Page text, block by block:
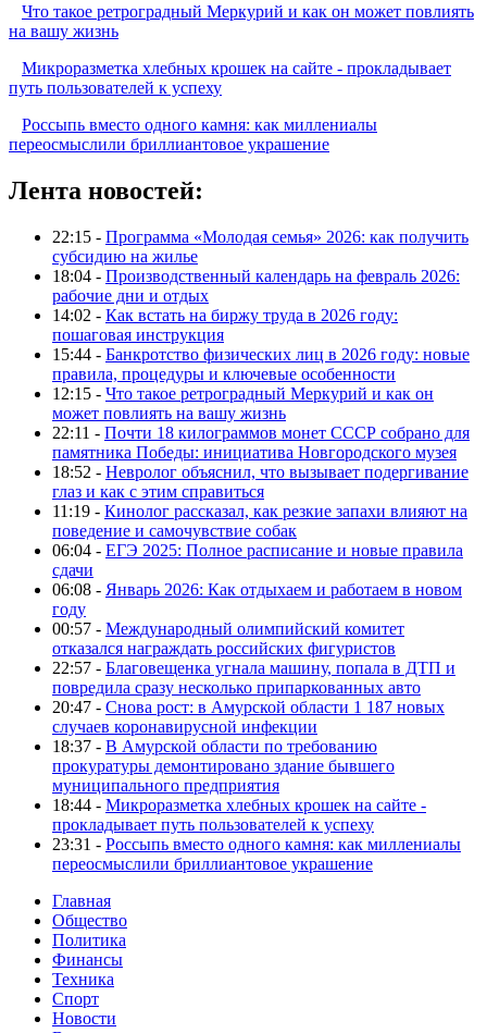
Что такое ретроградный Меркурий и как он может повлиять
на вашу жизнь
Микроразметка хлебных крошек на сайте - прокладывает
путь пользователей к успеху
Россыпь вместо одного камня: как миллениалы
переосмыслили бриллиантовое украшение
Лента новостей:
22:15 - Программа «Молодая семья» 2026: как получить
субсидию на жилье
18:04 - Производственный календарь на февраль 2026:
рабочие дни и отдых
14:02 - Как встать на биржу труда в 2026 году:
пошаговая инструкция
15:44 - Банкротство физических лиц в 2026 году: новые
правила, процедуры и ключевые особенности
12:15 - Что такое ретроградный Меркурий и как он
может повлиять на вашу жизнь
22:11 - Почти 18 килограммов монет СССР собрано для
памятника Победы: инициатива Новгородского музея
18:52 - Невролог объяснил, что вызывает подергивание
глаз и как с этим справиться
11:19 - Кинолог рассказал, как резкие запахи влияют на
поведение и самочувствие собак
06:04 - ЕГЭ 2025: Полное расписание и новые правила
сдачи
06:08 - Январь 2026: Как отдыхаем и работаем в новом
году
00:57 - Международный олимпийский комитет
отказался награждать российских фигуристов
22:57 - Благовещенка угнала машину, попала в ДТП и
повредила сразу несколько припаркованных авто
20:47 - Снова рост: в Амурской области 1 187 новых
случаев коронавирусной инфекции
18:37 - В Амурской области по требованию
прокуратуры демонтировано здание бывшего
муниципального предприятия
18:44 - Микроразметка хлебных крошек на сайте -
прокладывает путь пользователей к успеху
23:31 - Россыпь вместо одного камня: как миллениалы
переосмыслили бриллиантовое украшение
Главная
Общество
Политика
Финансы
Техника
Спорт
Новости